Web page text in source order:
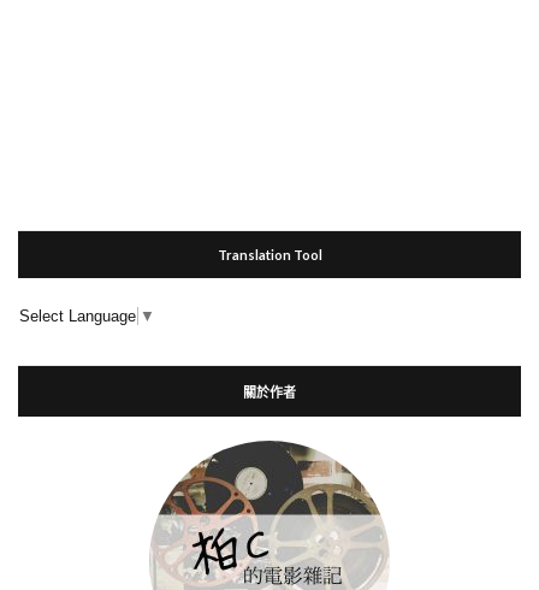
Translation Tool
Select Language ▼
關於作者